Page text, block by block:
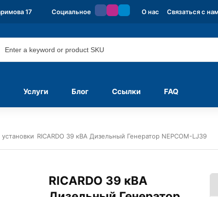
17 Социальное О нас Связаться с
Услуги Блог Ссылки FAQ
RICARDO 39 кВА Дизельный Генератор NEPCOM-LJ39
RICARDO 39 кВА